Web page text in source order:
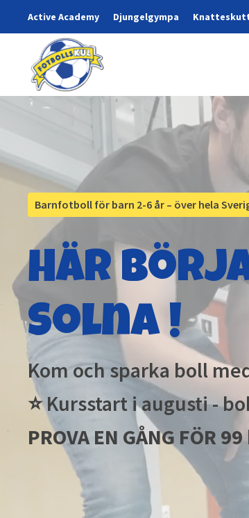
Active Academy Djungelgympa
Barnfotboll för barn 2-6 år – över hela
Här
Solna !
Kom och sparka boll
⭐ Kursstart i augusti -
PROVA EN GÅNG FÖR